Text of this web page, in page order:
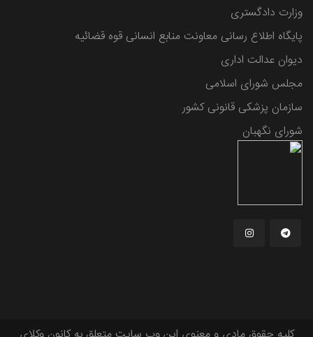
وزارت دادگستری
پایگاه اطلاع رسانی معاونت منابع انسانی قوه قضائیه
دیوان عدالت اداری
مجلس شورای اسلامی
سازمان پزشکی قانونی کشور
شورای نگهبان